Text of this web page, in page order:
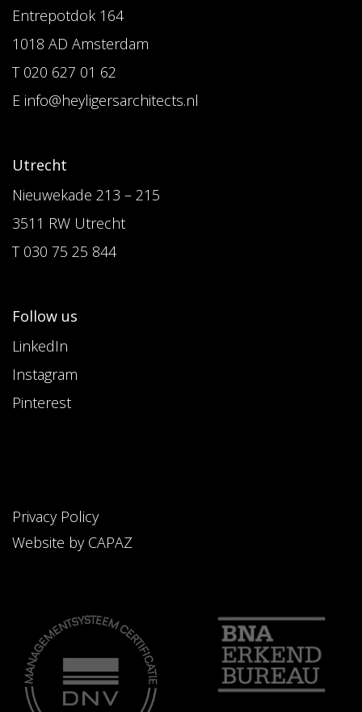
Entrepotdok 164
1018 AD Amsterdam
T 020 627 01 62
E info@heyligersarchitects.nl
Utrecht
Nieuwekade 213 – 215
3511 RW Utrecht
T 030 75 25 844
Follow us
LinkedIn
Instagram
Pinterest
Privacy Policy
Website by CAPAZ